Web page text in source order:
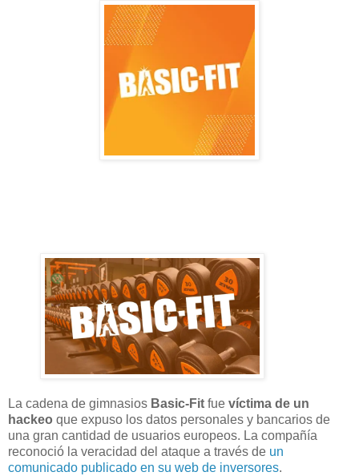
La cadena de gimnasios Basic-Fit fue víctima de un
hackeo que expuso los datos personales y bancarios de
una gran cantidad de usuarios europeos. La compañía
reconoció la veracidad del ataque a través de un
comunicado publicado en su web de inversores.